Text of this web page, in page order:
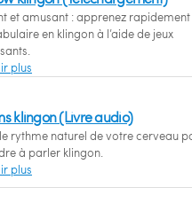
et amusant : apprenez rapidement
en klingon à l’aide de jeux
plus
klingon (Livre audio)
rythme naturel de votre cerveau
à parler klingon.
plus